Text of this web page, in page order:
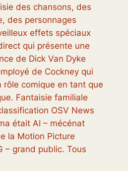
des chansons, des
des personnages
effets spéciaux
qui présente une
de Dick Van Dyke
de Cockney qui
rôle comique en tant que
Fantaisie familiale
OSV News
était AI – mécénat
la Motion Picture
– grand public. Tous